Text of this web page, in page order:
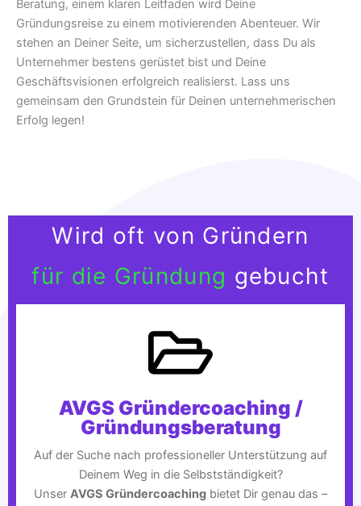
Beratung, einem klaren Leitfaden wird Deine
Gründungsreise zu einem motivierenden Abenteuer. Wir
stehen an Deiner Seite, um sicherzustellen, dass Du als
Unternehmer bestens gerüstet bist und Deine
Geschäftsvisionen erfolgreich realisierst. Lass uns
gemeinsam den Grundstein für Deinen unternehmerischen
Erfolg legen!
Wird oft von Gründern
für die Gründung gebucht
AVGS Gründercoaching /
Gründungsberatung
Auf der Suche nach professioneller Unterstützung auf
Deinem Weg in die Selbstständigkeit?
Unser AVGS Gründercoaching bietet Dir genau das –